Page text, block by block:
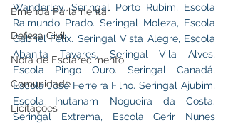
Emenda Parlamentar
Defesa Civil
Nota de Esclarecimento
Comunidade
Licitações
Wanderley. Seringal Porto Rubim, Escola
Raimundo Prado. Seringal Moleza, Escola
Gabriel Félix. Seringal Vista Alegre, Escola
Abanita Tavares. Seringal Vila Alves,
Escola Pingo Ouro. Seringal Canadá,
Escola José Ferreira Filho. Seringal Ajubim,
Escola Ihutanam Nogueira da Costa.
Seringal Extrema, Escola Gerir Nunes